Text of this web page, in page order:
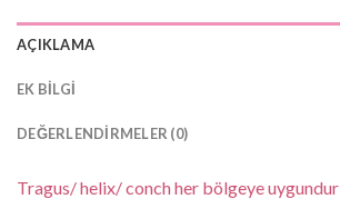
AÇIKLAMA
EK BILGI
DEĞERLENDIRMELER (0)
Tragus/ helix/ conch her bölgeye uygundur